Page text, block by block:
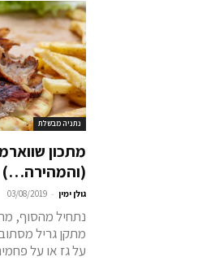
נתניה מבשלת
מתכון
(והמהירה…)
גולן ימין -
03/08/2019
נתחיל מהסוף,
מתקן גריל
על גז או על